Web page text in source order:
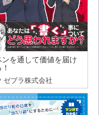
ンを通して価値を届け
ゼブラ株式会社